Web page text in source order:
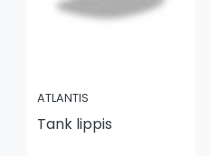
ATLANTIS
Tank lippis